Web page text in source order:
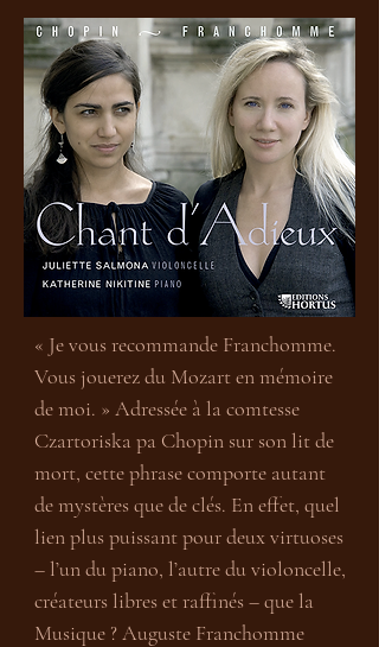
« Je vous recommande Franchomme.
Vous jouerez du Mozart en mémoire
de moi. » Adressée à la comtesse
Czartoriska pa Chopin sur son lit de
mort, cette phrase comporte autant
de mystères que de clés. En effet, quel
lien plus puissant pour deux virtuoses
– l’un du piano, l’autre du violoncelle,
créateurs libres et raffinés – que la
Musique ? Auguste Franchomme